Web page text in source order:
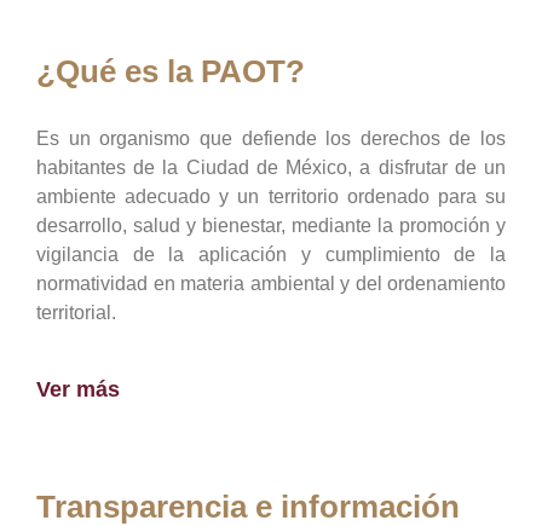
¿Qué es la PAOT?
Es un organismo que defiende los derechos de los
habitantes de la Ciudad de México, a disfrutar de un
ambiente adecuado y un territorio ordenado para su
desarrollo, salud y bienestar, mediante la promoción y
vigilancia de la aplicación y cumplimiento de la
normatividad en materia ambiental y del ordenamiento
territorial.
Ver más
Transparencia e información